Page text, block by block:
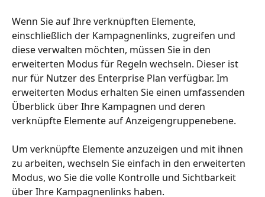
Wenn Sie auf Ihre verknüpften Elemente,
einschließlich der Kampagnenlinks, zugreifen und
diese verwalten möchten, müssen Sie in den
erweiterten Modus für Regeln wechseln. Dieser ist
nur für Nutzer des Enterprise Plan verfügbar. Im
erweiterten Modus erhalten Sie einen umfassenden
Überblick über Ihre Kampagnen und deren
verknüpfte Elemente auf Anzeigengruppenebene.
Um verknüpfte Elemente anzuzeigen und mit ihnen
zu arbeiten, wechseln Sie einfach in den erweiterten
Modus, wo Sie die volle Kontrolle und Sichtbarkeit
über Ihre Kampagnenlinks haben.